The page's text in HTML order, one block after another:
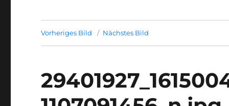
Vorheriges Bild Nächstes Bild